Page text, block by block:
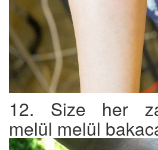
12. Size her
melül melül